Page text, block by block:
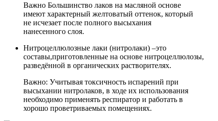
Важно Большинство лаков на масляной основе
имеют характерный желтоватый оттенок, который
не исчезает после полного высыхания
нанесенного слоя.
Нитроцеллюлозные лаки (нитролаки) –это
составы,приготовленные на основе нитроцеллюлозы,
разведённой в органических растворителях.
Важно: Учитывая токсичность испарений при
высыхании нитролаков, в ходе их использования
необходимо применять респиратор и работать в
хорошо проветриваемых помещениях.